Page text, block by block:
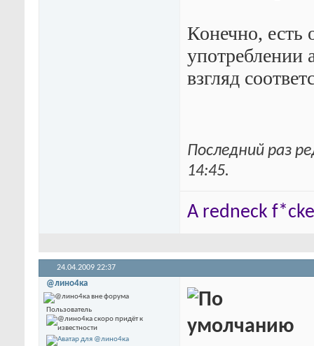
Конечно, есть
употреблении
взгляд
Последний раз
14:45.
A redneck
24.04.2009 22:37
@лино4ка
Пользователь